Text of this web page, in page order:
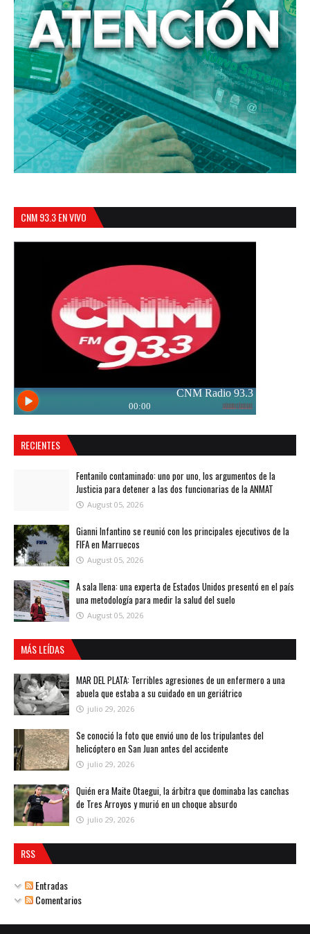
CNM 93.3 EN VIVO
RECIENTES
Fentanilo contaminado: uno por uno, los argumentos de la
Justicia para detener a las dos funcionarias de la ANMAT
August 05, 2026
Gianni Infantino se reunió con los principales ejecutivos de la
FIFA en Marruecos
August 05, 2026
A sala llena: una experta de Estados Unidos presentó en el país
una metodología para medir la salud del suelo
August 05, 2026
MÁS LEÍDAS
MAR DEL PLATA: Terribles agresiones de un enfermero a una
abuela que estaba a su cuidado en un geriátrico
julio 29, 2026
Se conoció la foto que envió uno de los tripulantes del
helicóptero en San Juan antes del accidente
julio 29, 2026
Quién era Maite Otaegui, la árbitra que dominaba las canchas
de Tres Arroyos y murió en un choque absurdo
julio 29, 2026
RSS
Entradas
Comentarios